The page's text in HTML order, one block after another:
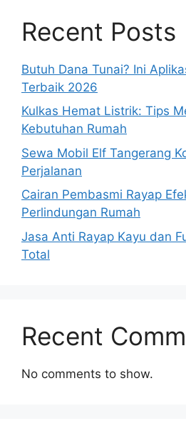
Recent Posts
Butuh Dana Tunai? Ini
Terbaik 2026
Kulkas Hemat Listrik: Tips
Kebutuhan Rumah
Sewa Mobil Elf Tangerang
Perjalanan
Cairan Pembasmi Rayap
Perlindungan Rumah
Jasa Anti Rayap Kayu dan
Total
Recent
No comments to show.